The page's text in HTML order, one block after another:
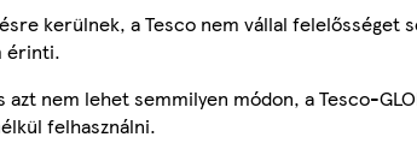
kerülnek, a Tesco nem vállal felelősséget
érinti.
nem lehet semmilyen módon, a Tesco-
felhasználni.